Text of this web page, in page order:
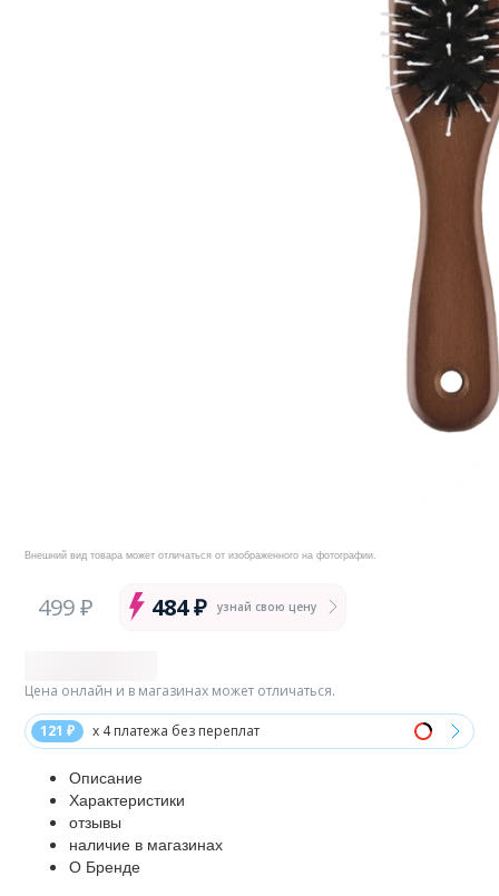
Внешний вид товара может отличаться от изображенного на фотографии.
499 ₽ 484 ₽ узнай свою цену
121 ₽ x 4 платежа без переплат
Цена онлайн и в магазинах может отличаться.
Описание
Характеристики
отзывы
наличие в магазинах
О Бренде